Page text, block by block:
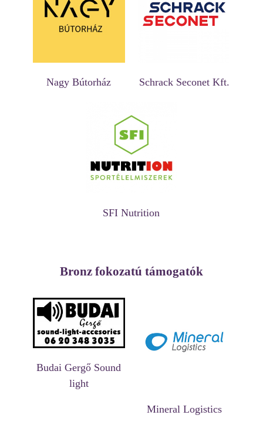
Nagy Bútorház Schrack Seconet Kft.
SFI Nutrition
Bronz fokozatú támogatók
Budai Gergő Sound
light
Mineral Logistics